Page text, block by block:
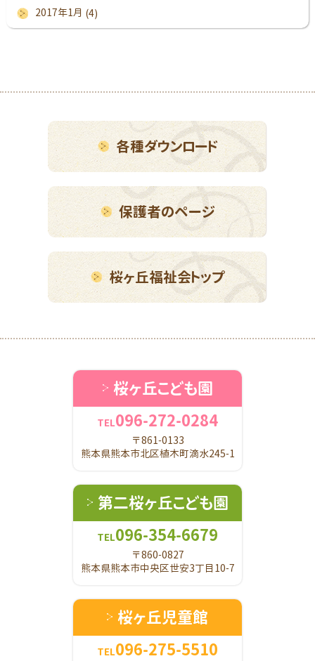
2017年1月 (4)
各種ダウンロード
保護者のページ
桜ヶ丘福祉会トップ
桜ヶ丘こども園
TEL096-272-0284
〒861-0133
熊本県熊本市北区植木町滴水245-1
第二桜ヶ丘こども園
TEL096-354-6679
〒860-0827
熊本県熊本市中央区世安3丁目10-7
桜ヶ丘児童館
TEL096-275-5510